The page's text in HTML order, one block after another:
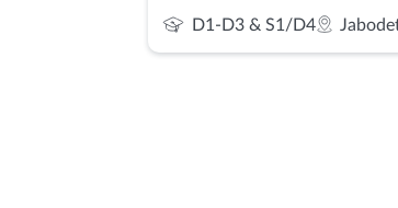
D1-D3 & S1/D4